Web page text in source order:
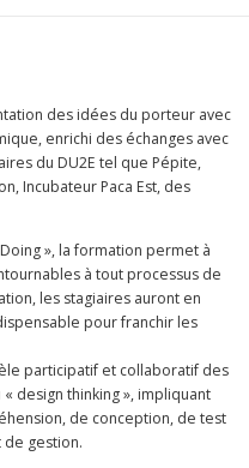
des idées du porteur avec
enrichi des échanges avec
du DU2E tel que Pépite,
Incubateur Paca Est, des
», la formation permet à
à tout processus de
les stagiaires auront en
pour franchir les
participatif et collaboratif des
design thinking », impliquant
de conception, de test
gestion.